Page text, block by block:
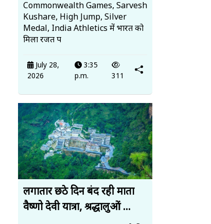
Commonwealth Games, Sarvesh
Kushare, High Jump, Silver
Medal, India Athletics में भारत को
मिला रजत प
July 28,
2026
3:35
p.m.
311
लगातार छठे दिन बंद रही माता
वैष्णो देवी यात्रा, श्रद्धालुओं ...